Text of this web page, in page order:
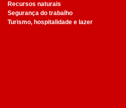
Recursos naturais
Segurança do trabalho
Turismo, hospitalidade e lazer